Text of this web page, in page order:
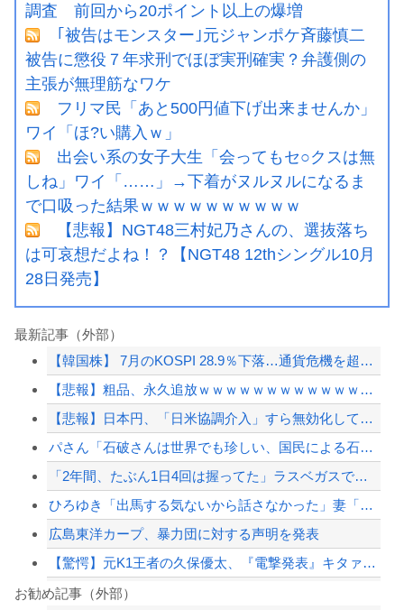
調査 前回から20ポイント以上の爆増
｢被告はモンスター｣元ジャンポケ斉藤慎二
被告に懲役７年求刑でほぼ実刑確実？弁護側の
主張が無理筋なワケ
フリマ民「あと500円値下げ出来ませんか」
ワイ「ほ?い購入ｗ」
出会い系の女子大生「会ってもセ○クスは無
しね」ワイ「……」→下着がヌルヌルになるま
で口吸った結果ｗｗｗｗｗｗｗｗｗｗ
【悲報】NGT48三村妃乃さんの、選抜落ち
は可哀想だよね！？【NGT48 12thシングル10月
28日発売】
最新記事（外部）
【韓国株】 7月のKOSPI 28.9％下落…通貨危機を超える過去最大の下げ幅
【悲報】粗品、永久追放ｗｗｗｗｗｗｗｗｗｗｗｗｗｗｗ（証拠あり）
【悲報】日本円、「日米協調介入」すら無効化してしまうｗｗｗｗｗ
パさん「石破さんは世界でも珍しい、国民による石破辞めるなデモが自然発生した総理大...
「2年間、たぶん1日4回は握ってた」ラスベガスで買った3,000円のキーホルダー...
ひろゆき「出馬する気ないから話さなかった」妻「それでも不誠実だろ」→離婚協議へｗ...
広島東洋カープ、暴力団に対する声明を発表
【驚愕】元K1王者の久保優太、『電撃発表』キタァアアアアアーーーーーー！！
お勧め記事（外部）